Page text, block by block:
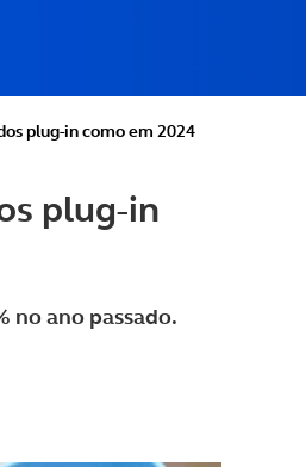
plug-in como em 2024
plug-in
no ano passado.